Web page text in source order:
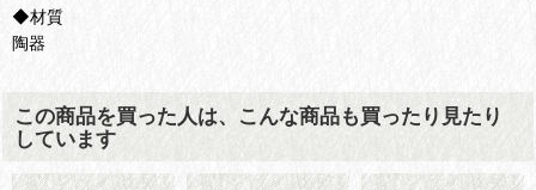
◆材質
陶器
この商品を買った人は、こんな商品も買ったり見たり
しています